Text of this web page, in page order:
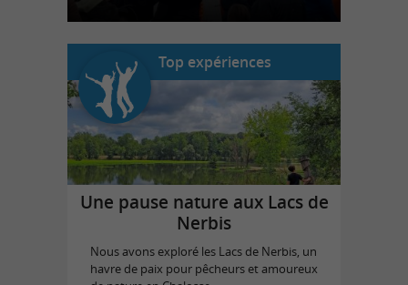
Top expériences
Une pause nature aux Lacs de
Nerbis
Nous avons exploré les Lacs de Nerbis, un
havre de paix pour pêcheurs et amoureux